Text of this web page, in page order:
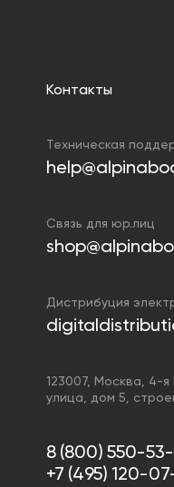
Контакты
Техническая
Связь для юр.лиц
Дистрибуция
123007, Москва, 4-я
улица, дом 5,
8 (800) 550-
+7 (495) 120-